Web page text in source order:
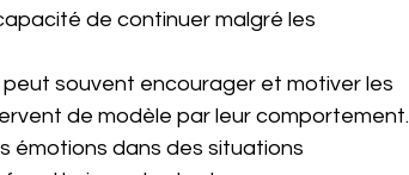
de continuer malgré les
peut souvent encourager et motiver les
de modèle par leur comportement.
émotions dans des situations